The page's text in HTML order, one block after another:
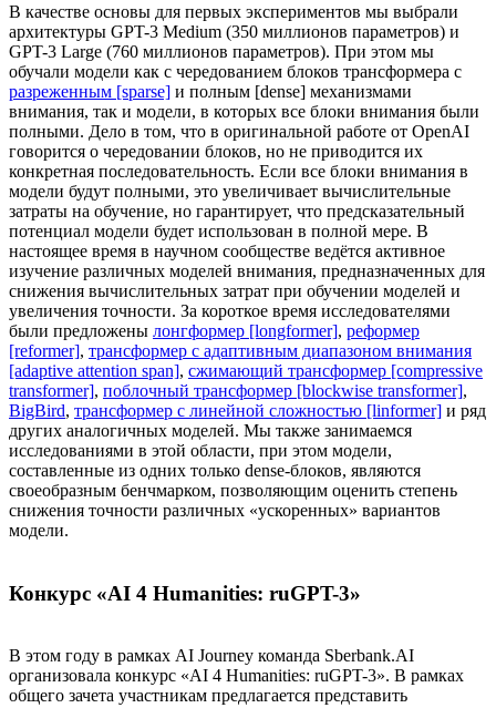
В качестве основы для первых экспериментов мы выбрали
архитектуры GPT-3 Medium (350 миллионов параметров) и
GPT-3 Large (760 миллионов параметров). При этом мы
обучали модели как с чередованием блоков трансформера с
разреженным [sparse] и полным [dense] механизмами
внимания, так и модели, в которых все блоки внимания были
полными. Дело в том, что в оригинальной работе от OpenAI
говорится о чередовании блоков, но не приводится их
конкретная последовательность. Если все блоки внимания в
модели будут полными, это увеличивает вычислительные
затраты на обучение, но гарантирует, что предсказательный
потенциал модели будет использован в полной мере. В
настоящее время в научном сообществе ведётся активное
изучение различных моделей внимания, предназначенных для
снижения вычислительных затрат при обучении моделей и
увеличения точности. За короткое время исследователями
были предложены лонгформер [longformer], реформер
[reformer], трансформер с адаптивным диапазоном внимания
[adaptive attention span], сжимающий трансформер [compressive
transformer], поблочный трансформер [blockwise transformer],
BigBird, трансформер с линейной сложностью [linformer] и ряд
других аналогичных моделей. Мы также занимаемся
исследованиями в этой области, при этом модели,
составленные из одних только dense-блоков, являются
своеобразным бенчмарком, позволяющим оценить степень
снижения точности различных «ускоренных» вариантов
модели.
Конкурс «AI 4 Humanities: ruGPT-3»
В этом году в рамках AI Journey команда Sberbank.AI
организовала конкурс «AI 4 Humanities: ruGPT-3». В рамках
общего зачета участникам предлагается представить